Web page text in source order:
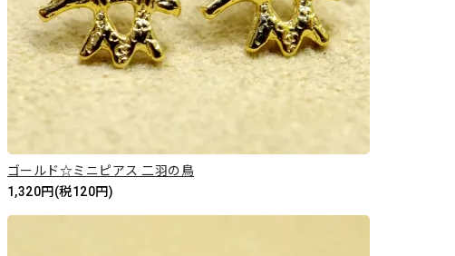
ゴールド☆ミニピアス 二羽の鳥
1,320円(税120円)